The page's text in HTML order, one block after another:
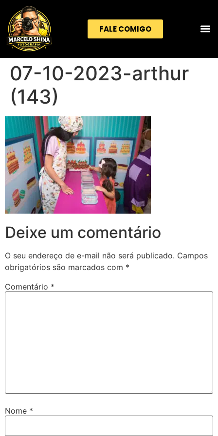
FALE COMIGO
07-10-2023-arthur
(143)
Deixe um comentário
O seu endereço de e-mail não será publicado. Campos
obrigatórios são marcados com *
Comentário *
Nome *